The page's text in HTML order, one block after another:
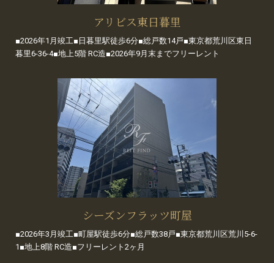
アリビス東日暮里
■2026年1月竣工■日暮里駅徒歩6分■総戸数14戸■東京都荒川区東日
暮里6-36-4■地上5階 RC造■2026年9月末までフリーレント
シーズンフラッツ町屋
■2026年3月竣工■町屋駅徒歩6分■総戸数38戸■東京都荒川区荒川5-6-
1■地上8階 RC造■フリーレント2ヶ月